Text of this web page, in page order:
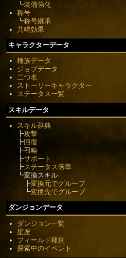
┗装備強化
称号
┗称号継承
共鳴効果
キャラクターデータ
種族データ
ジョブデータ
二つ名
ストーリーキャラクター
ステータス一覧
スキルデータ
スキル辞典
┣攻撃
┣回復
┣召喚
┣サポート
┣ステータス倍率
┗変換スキル
┣変換元でグループ
┗変換先でグループ
ダンジョンデータ
ダンジョン一覧
星座
フィールド種別
探索中のイベント